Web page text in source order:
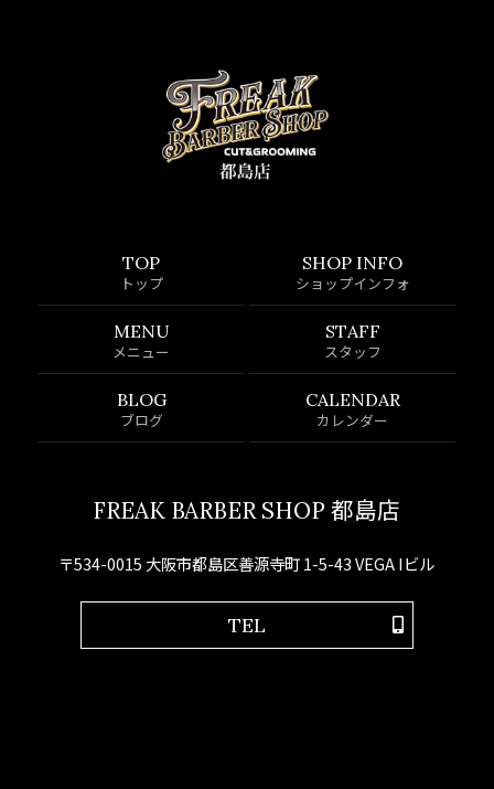
TOP
トップ
SHOP INFO
ショップインフォ
MENU
メニュー
STAFF
スタッフ
BLOG
ブログ
CALENDAR
カレンダー
FREAK BARBER SHOP 都島店
〒534-0015 大阪市都島区善源寺町 1-5-43 VEGA Iビル
TEL